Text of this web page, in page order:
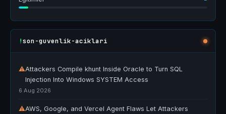
!son-guvenlik-aciklari
⚠Attackers Compile khunt Inside Oracle to Turn SQL
Injection Into Windows SYSTEM Access
6 Aug 2026
⚠AWS, Google, and Vercel Agent Flaws Let Attackers